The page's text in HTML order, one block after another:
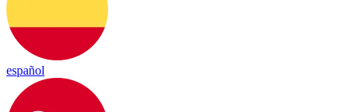
español